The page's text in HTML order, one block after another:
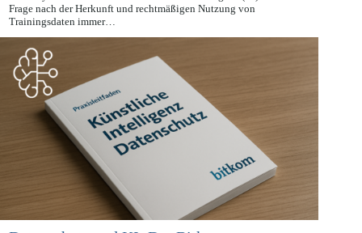
In der dynamischen Welt der Künstlichen Intelligenz (KI) rückt die
Frage nach der Herkunft und rechtmäßigen Nutzung von
Trainingsdaten immer…